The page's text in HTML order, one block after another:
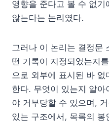
영향을 준다고 볼 수 없기
않는다는 논리였다.
그러나 이 논리는 결정문
떤 기록이 지정되었는지
으로 외부에 표시된 바
한다. 무엇이 있는지 알아
야 거부당할 수 있으며,
있는 구조에서, 목록의